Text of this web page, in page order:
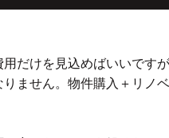
だけを見込めばいいです
ません。物件購入＋リノ